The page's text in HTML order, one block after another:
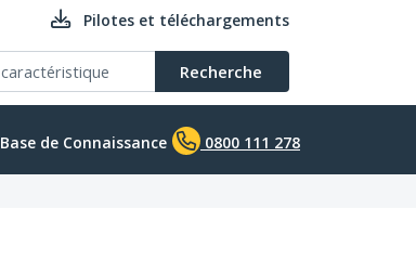
Pilotes et téléchargements
Recherche
Base de Connaissance 0800 111 278